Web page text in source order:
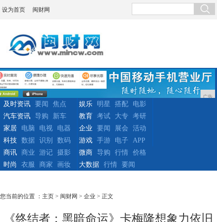
设为首页 闽财网
广告
及时资讯 要闻
焦点
汽车资讯
导购 新车
娱乐 明星 搭配
电影
教育
考试 大专
考研
家居
电脑 电视
电器
科技
数据 识别 数码
企业 要闻 展会
活动
游戏
手游 电子
APP
商讯
商业 游记
摄影
时尚
衣服 商家 画妆
微商 导购 行情
价格
大数据
行情 要闻
您当前的位置 ： 主页 > 闽财网 > 企业 > 正文
《终结者：黑暗命运》卡梅隆想象力依旧